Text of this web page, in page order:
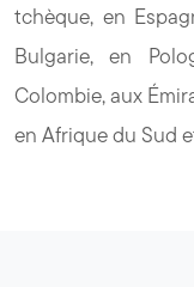
tchèque, en
Bulgarie, en
Colombie, aux
en Afrique du Sud